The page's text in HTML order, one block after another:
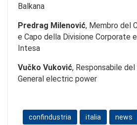
Balkana
Predrag Milenović, Membro del
e Capo della Divisione Corporate
Intesa
Vučko Vuković, Responsabile
General electric power
confindustria italia news